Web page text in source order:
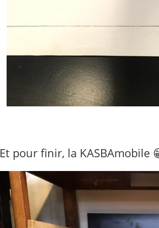
Et pour finir, la KASBAmobile